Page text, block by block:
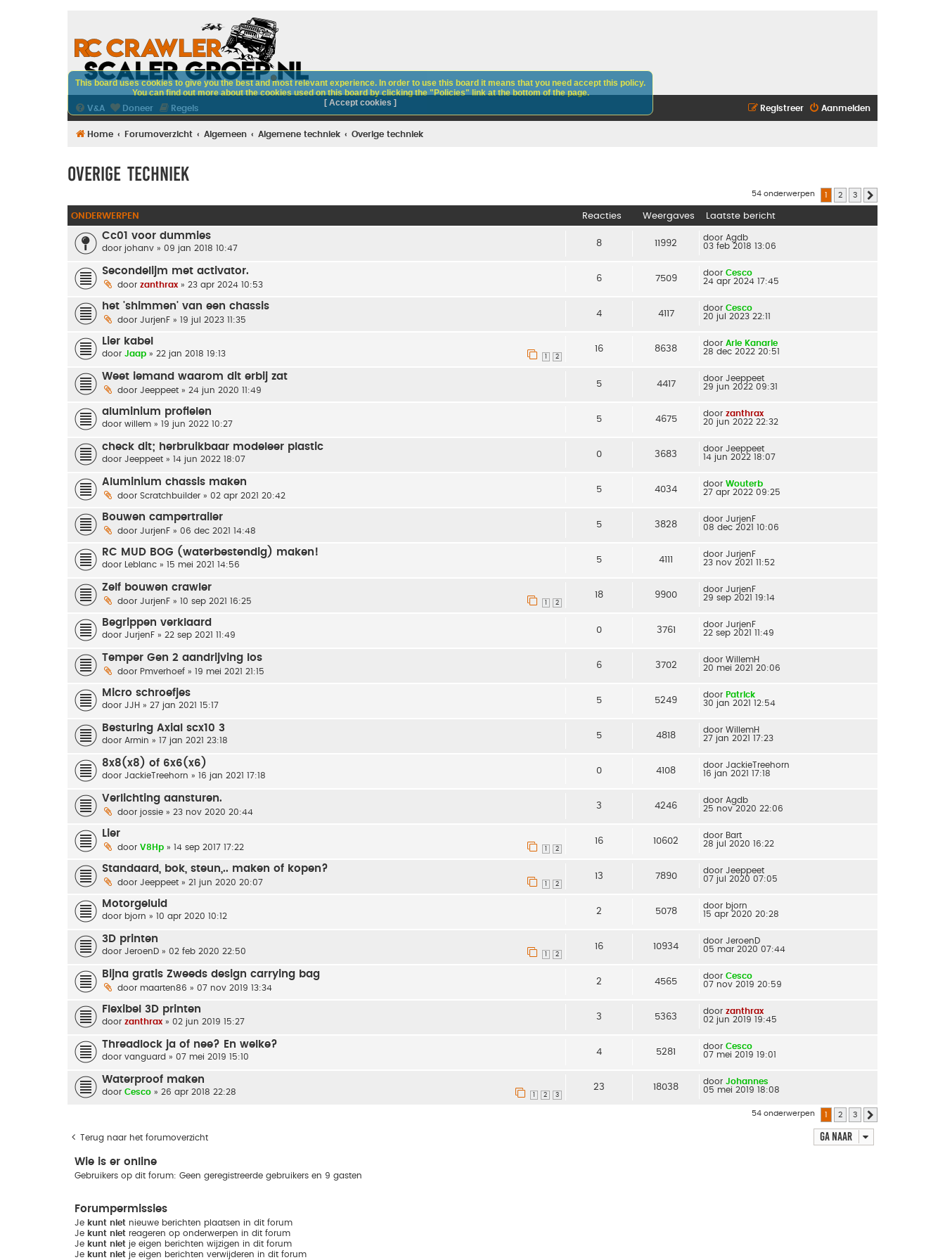
V&A Doneer Regels Aanmelden
Registreer
Home Forumoverzicht Algemeen Algemene techniek Overige techniek
Overige techniek
54 onderwerpen 1 2 3
ONDERWERPEN Reacties Weergaves Laatste bericht
Cc01 voor dummies
door johanv » 09 jan 2018 10:47 8 11992
door Agdb
03 feb 2018 13:06
Secondelijm met activator.
door zanthrax » 23 apr 2024 10:53
6 7509
door Cesco
24 apr 2024 17:45
het 'shimmen' van een chassis
door JurjenF » 19 jul 2023 11:35
4 4117
door Cesco
20 jul 2023 22:11
Lier kabel
door Jaap » 22 jan 2018 19:13 2
16 8638
door Arie Kanarie
28 dec 2022 20:51
Weet iemand waarom dit erbij zat
door Jeeppeet » 24 jun 2020 11:49
5 4417
door Jeeppeet
29 jun 2022 09:31
aluminium profielen
door willem » 19 jun 2022 10:27 5 4675
door zanthrax
20 jun 2022 22:32
check dit; herbruikbaar modeleer plastic
door Jeeppeet » 14 jun 2022 18:07 0 3683
door Jeeppeet
14 jun 2022 18:07
Aluminium chassis maken
door Scratchbuilder » 02 apr 2021 20:42
5 4034
door Wouterb
27 apr 2022 09:25
Bouwen campertrailer
door JurjenF » 06 dec 2021 14:48
5 3828
door JurjenF
08 dec 2021 10:06
RC MUD BOG (waterbestendig) maken!
door Leblanc » 15 mei 2021 14:56 5 4111
door JurjenF
23 nov 2021 11:52
Zelf bouwen crawler
door JurjenF » 10 sep 2021 16:25 2
18 9900
door JurjenF
29 sep 2021 19:14
Begrippen verklaard
door JurjenF » 22 sep 2021 11:49 0 3761
door JurjenF
22 sep 2021 11:49
Temper Gen 2 aandrijving los
door Pmverhoef » 19 mei 2021 21:15
6 3702
door WillemH
20 mei 2021 20:06
Micro schroefjes
door JJH » 27 jan 2021 15:17 5 5249
door Patrick
30 jan 2021 12:54
Besturing Axial scx10 3
door Armin » 17 jan 2021 23:18 5 4818
door WillemH
27 jan 2021 17:23
8x8(x8) of 6x6(x6)
door JackieTreehorn » 16 jan 2021 17:18 0 4108
door JackieTreehorn
16 jan 2021 17:18
Verlichting aansturen.
door jossie » 23 nov 2020 20:44
3 4246
door Agdb
25 nov 2020 22:06
Lier
door V8Hp » 14 sep 2017 17:22 2
16 10602
door Bart
28 jul 2020 16:22
Standaard, bok, steun,.. maken of kopen?
door Jeeppeet » 21 jun 2020 20:07 2
13 7890
door Jeeppeet
07 jul 2020 07:05
Motorgeluid
door bjorn » 10 apr 2020 10:12 2 5078
door bjorn
15 apr 2020 20:28
3D printen
door JeroenD » 02 feb 2020 22:50 2
16 10934
door JeroenD
05 mar 2020 07:44
Bijna gratis Zweeds design carrying bag
door maarten86 » 07 nov 2019 13:34
2 4565
door Cesco
07 nov 2019 20:59
Flexibel 3D printen
door zanthrax » 02 jun 2019 15:27 3 5363
door zanthrax
02 jun 2019 19:45
Threadlock ja of nee? En welke?
door vanguard » 07 mei 2019 15:10 4 5281
door Cesco
07 mei 2019 19:01
Waterproof maken
door Cesco » 26 apr 2018 22:28 2 3
23 18038
door Johannes
05 mei 2019 18:08
54 onderwerpen 1 2 3
Terug naar het forumoverzicht Ga naar
Wie is er online
Gebruikers op dit forum: Geen geregistreerde gebruikers en 9 gasten
Forumpermissies
Je kunt niet nieuwe berichten plaatsen in dit forum
Je kunt niet reageren op onderwerpen in dit forum
Je kunt niet je eigen berichten wijzigen in dit forum
Je kunt niet je eigen berichten verwijderen in dit forum
This board uses cookies to give you the best and most relevant experience. In order to use this board it means that you need accept this policy.
You can find out more about the cookies used on this board by clicking the "Policies" link at the bottom of the page.
[ Accept cookies ]